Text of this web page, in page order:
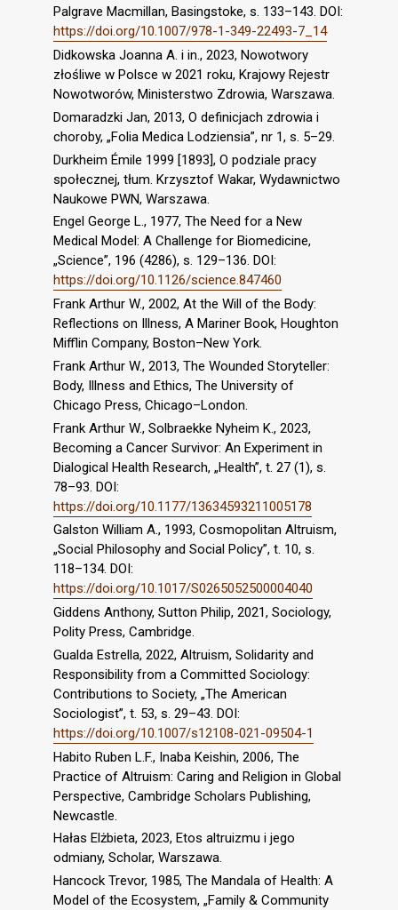
Palgrave Macmillan, Basingstoke, s. 133–143. DOI:
https://doi.org/10.1007/978-1-349-22493-7_14
Didkowska Joanna A. i in., 2023, Nowotwory
złośliwe w Polsce w 2021 roku, Krajowy Rejestr
Nowotworów, Ministerstwo Zdrowia, Warszawa.
Domaradzki Jan, 2013, O definicjach zdrowia i
choroby, „Folia Medica Lodziensia”, nr 1, s. 5–29.
Durkheim Émile 1999 [1893], O podziale pracy
społecznej, tłum. Krzysztof Wakar, Wydawnictwo
Naukowe PWN, Warszawa.
Engel George L., 1977, The Need for a New
Medical Model: A Challenge for Biomedicine,
„Science”, 196 (4286), s. 129–136. DOI:
https://doi.org/10.1126/science.847460
Frank Arthur W., 2002, At the Will of the Body:
Reflections on Illness, A Mariner Book, Houghton
Mifflin Company, Boston–New York.
Frank Arthur W., 2013, The Wounded Storyteller:
Body, Illness and Ethics, The University of
Chicago Press, Chicago–London.
Frank Arthur W., Solbraekke Nyheim K., 2023,
Becoming a Cancer Survivor: An Experiment in
Dialogical Health Research, „Health”, t. 27 (1), s.
78–93. DOI:
https://doi.org/10.1177/13634593211005178
Galston William A., 1993, Cosmopolitan Altruism,
„Social Philosophy and Social Policy”, t. 10, s.
118–134. DOI:
https://doi.org/10.1017/S0265052500004040
Giddens Anthony, Sutton Philip, 2021, Sociology,
Polity Press, Cambridge.
Gualda Estrella, 2022, Altruism, Solidarity and
Responsibility from a Committed Sociology:
Contributions to Society, „The American
Sociologist”, t. 53, s. 29–43. DOI:
https://doi.org/10.1007/s12108-021-09504-1
Habito Ruben L.F., Inaba Keishin, 2006, The
Practice of Altruism: Caring and Religion in Global
Perspective, Cambridge Scholars Publishing,
Newcastle.
Hałas Elżbieta, 2023, Etos altruizmu i jego
odmiany, Scholar, Warszawa.
Hancock Trevor, 1985, The Mandala of Health: A
Model of the Ecosystem, „Family & Community